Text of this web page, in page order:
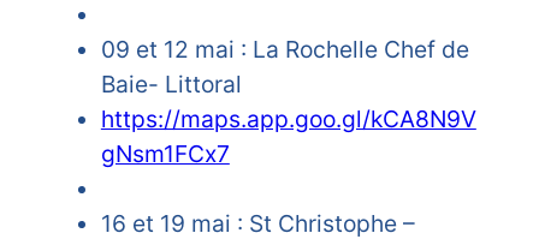
09 et 12 mai : La Rochelle Chef de
Baie- Littoral
https://maps.app.goo.gl/kCA8N9V
gNsm1FCx7
16 et 19 mai : St Christophe –